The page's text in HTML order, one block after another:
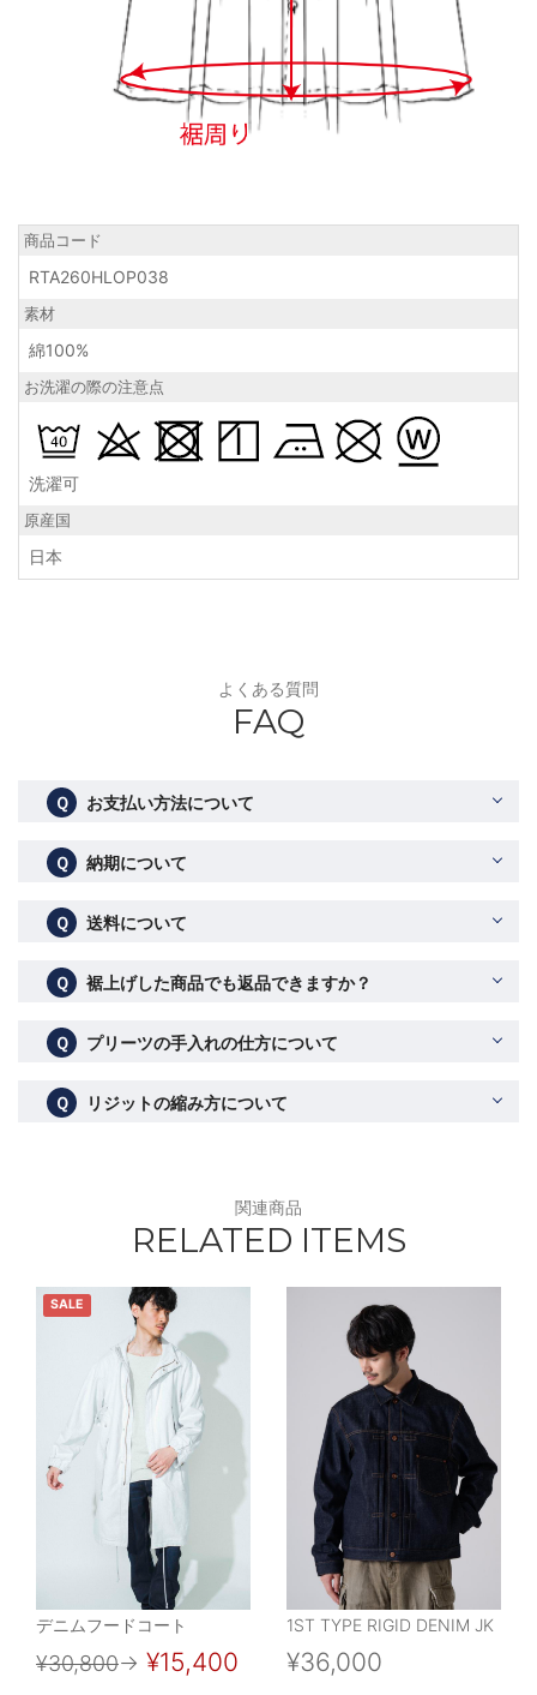
商品コード
RTA260HLOP038
素材
綿100%
お洗濯の際の注意点
洗濯可
原産国
日本
よくある質問
FAQ
Ｑ お支払い方法について
Ｑ 納期について
Ｑ 送料について
Ｑ 裾上げした商品でも返品できますか？
Ｑ プリーツの手入れの仕方について
Ｑ リジットの縮み方について
関連商品
RELATED ITEMS
SALE
デニムフードコート
¥30,800→ ¥15,400
1ST TYPE RIGID DENIM JK
¥36,000